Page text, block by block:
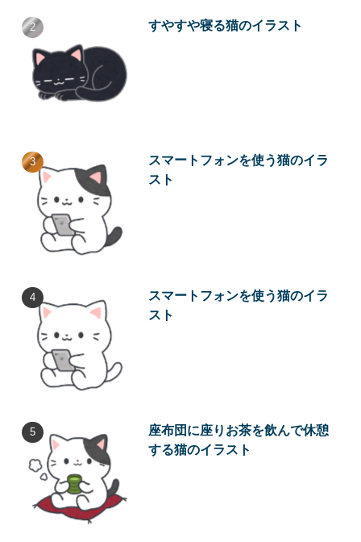
すやすや寝る猫のイラスト
スマートフォンを使う猫のイラ
スト
スマートフォンを使う猫のイラ
スト
座布団に座りお茶を飲んで休憩
する猫のイラスト